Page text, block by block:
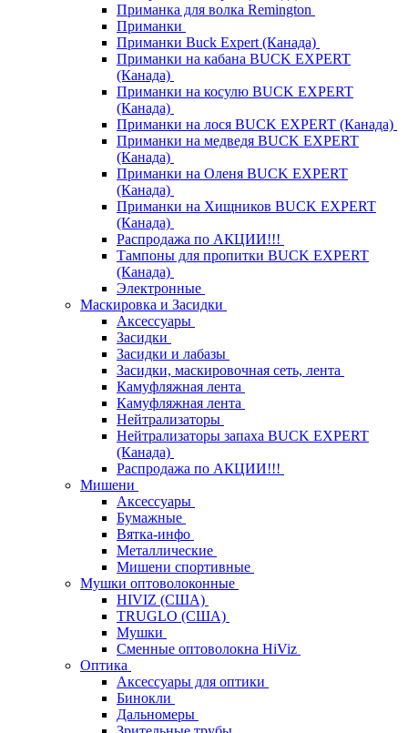
Приманка для волка Remington
Приманки
Приманки Buck Expert (Канада)
Приманки на кабана BUCK EXPERT
(Канада)
Приманки на косулю BUCK EXPERT
(Канада)
Приманки на лося BUCK EXPERT (Канада)
Приманки на медведя BUCK EXPERT
(Канада)
Приманки на Оленя BUCK EXPERT
(Канада)
Приманки на Хищников BUCK EXPERT
(Канада)
Распродажа по АКЦИИ!!!
Тампоны для пропитки BUCK EXPERT
(Канада)
Электронные
Маскировка и Засидки
Аксессуары
Засидки
Засидки и лабазы
Засидки, маскировочная сеть, лента
Камуфляжная лента
Камуфляжная лента
Нейтрализаторы
Нейтрализаторы запаха BUCK EXPERT
(Канада)
Распродажа по АКЦИИ!!!
Мишени
Аксессуары
Бумажные
Вятка-инфо
Металлические
Мишени спортивные
Мушки оптоволоконные
HIVIZ (США)
TRUGLO (США)
Мушки
Сменные оптоволокна HiViz
Оптика
Аксессуары для оптики
Бинокли
Дальномеры